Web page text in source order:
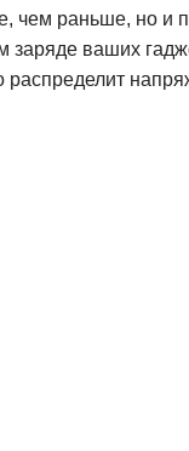
чем раньше, но
заряде ваших